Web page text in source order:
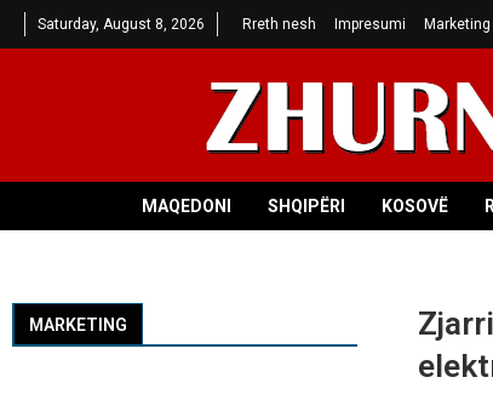
Saturday, August 8, 2026 Rreth nesh Impresumi Marketing
MAQEDONI SHQIPËRI KOSOVË
MARKETING